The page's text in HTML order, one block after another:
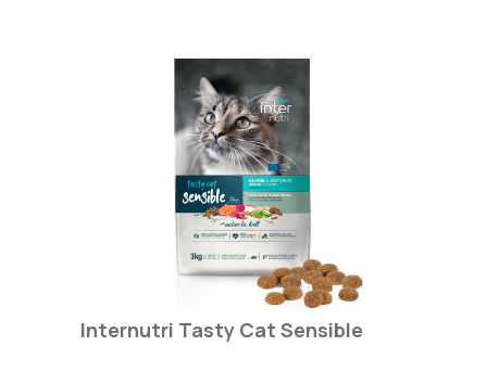
Internutri Tasty Cat Sensible